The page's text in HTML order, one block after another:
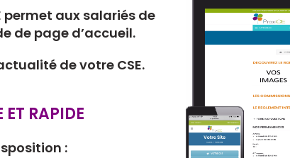
permet aux salariés de
de page d’accueil.
de votre CSE.
ET RAPIDE
: